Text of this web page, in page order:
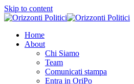
Skip to content
Home
About
Chi Siamo
Team
Comunicati stampa
Entra in OriPo